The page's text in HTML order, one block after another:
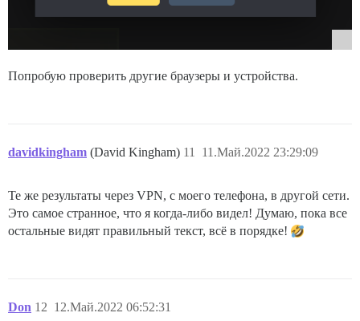
Попробую проверить другие браузеры и устройства.
davidkingham (David Kingham) 11.Май.2022 23:29:09
11
Те же результаты через VPN, с моего телефона, в другой сети.
Это самое странное, что я когда-либо видел! Думаю, пока все
остальные видят правильный текст, всё в порядке!
Don 12.Май.2022 06:52:31
12